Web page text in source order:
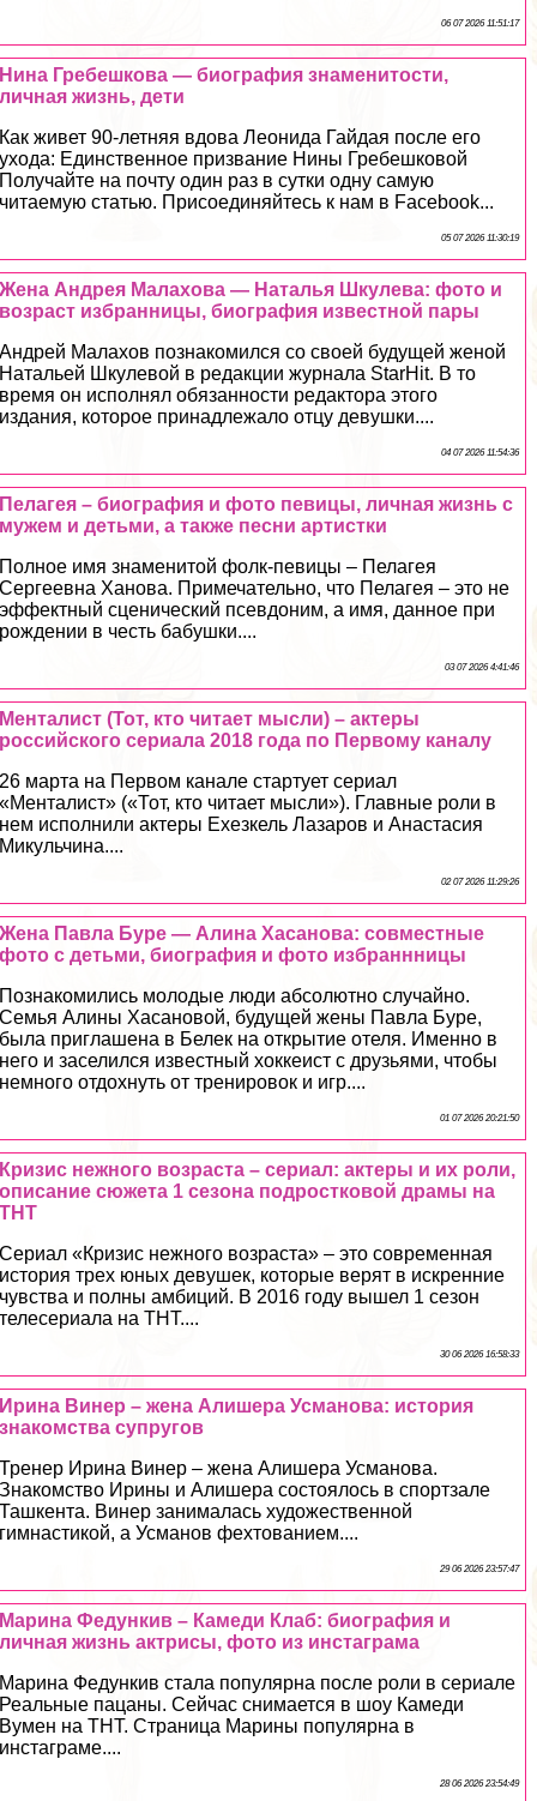
06 07 2026 11:51:17
Нина Гребешкова — биография знаменитости,
личная жизнь, дети
Как живет 90-летняя вдова Леонида Гайдая после его
ухода: Единственное призвание Нины Гребешковой
Получайте на почту один раз в сутки одну самую
читаемую статью. Присоединяйтесь к нам в Facebook...
05 07 2026 11:30:19
Жена Андрея Малахова — Наталья Шкулева: фото и
возраст избранницы, биография известной пары
Андрей Малахов познакомился со своей будущей женой
Натальей Шкулевой в редакции журнала StarHit. В то
время он исполнял обязанности редактора этого
издания, которое принадлежало отцу дeвyшки....
04 07 2026 11:54:36
Пелагея – биография и фото певицы, личная жизнь с
мужем и детьми, а также песни артистки
Полное имя знаменитой фолк-певицы – Пелагея
Сергеевна Ханова. Примечательно, что Пелагея – это не
эффектный сценический псевдоним, а имя, данное при
рождении в честь бабушки....
03 07 2026 4:41:46
Менталист (Тот, кто читает мысли) – актеры
российского сериала 2018 года по Первому каналу
26 марта на Первом канале стартует сериал
«Менталист» («Тот, кто читает мысли»). Главные роли в
нем исполнили актеры Ехезкель Лазаров и Анастасия
Микульчина....
02 07 2026 11:29:26
Жена Павла Буре — Алина Хасанова: совместные
фото с детьми, биография и фото избраннницы
Познакомились молодые люди абсолютно случайно.
Семья Алины Хасановой, будущей жены Павла Буре,
была приглашена в Белек на открытие отеля. Именно в
него и заселился известный хоккеист с друзьями, чтобы
немного отдохнуть от тренировок и игр....
01 07 2026 20:21:50
Кризис нежного возраста – сериал: актеры и их роли,
описание сюжета 1 сезона подростковой драмы на
ТНТ
Сериал «Кризис нежного возраста» – это современная
история трех юных дeвyшек, которые верят в искренние
чувства и полны амбиций. В 2016 году вышел 1 сезон
телесериала на ТНТ....
30 06 2026 16:58:33
Ирина Винер – жена Алишера Усманова: история
знакомства супругов
Тренер Ирина Винер – жена Алишера Усманова.
Знакомство Ирины и Алишера состоялось в спортзале
Ташкента. Винер занималась художественной
гимнастикой, а Усманов фехтованием....
29 06 2026 23:57:47
Марина Федункив – Камеди Клаб: биография и
личная жизнь актрисы, фото из инстаграма
Марина Федункив стала популярна после роли в сериале
Реальные пацаны. Сейчас снимается в шоу Камеди
Вумен на ТНТ. Страница Марины популярна в
инстаграме....
28 06 2026 23:54:49